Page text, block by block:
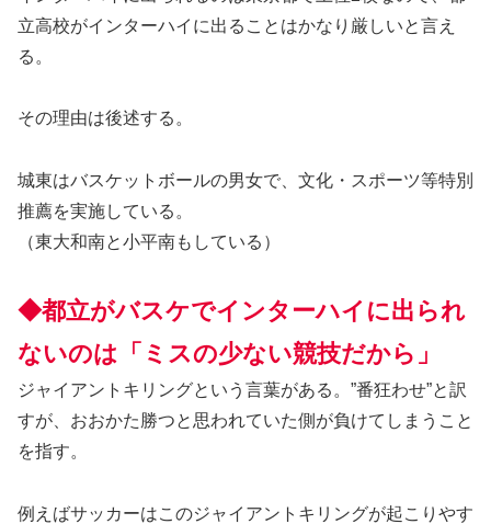
立高校がインターハイに出ることはかなり厳しいと言え
る。
その理由は後述する。
城東はバスケットボールの男女で、文化・スポーツ等特別
推薦を実施している。
（東大和南と小平南もしている）
◆都立がバスケでインターハイに出られ
ないのは「ミスの少ない競技だから」
ジャイアントキリングという言葉がある。”番狂わせ”と訳
すが、おおかた勝つと思われていた側が負けてしまうこと
を指す。
例えばサッカーはこのジャイアントキリングが起こりやす